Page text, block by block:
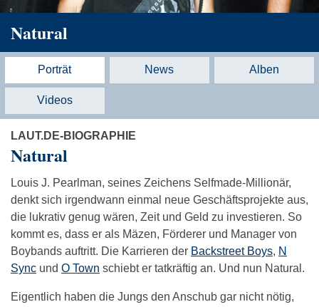
Natural
Porträt News Alben
Videos
LAUT.DE-BIOGRAPHIE
Natural
Louis J. Pearlman, seines Zeichens Selfmade-Millionär,
denkt sich irgendwann einmal neue Geschäftsprojekte aus,
die lukrativ genug wären, Zeit und Geld zu investieren. So
kommt es, dass er als Mäzen, Förderer und Manager von
Boybands auftritt. Die Karrieren der Backstreet Boys, N
Sync und O Town schiebt er tatkräftig an. Und nun Natural.
Eigentlich haben die Jungs den Anschub gar nicht nötig,